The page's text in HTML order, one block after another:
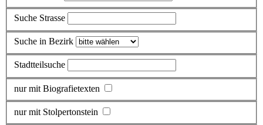
Suche Strasse
Suche in Bezirk
Stadtteilsuche
nur mit Biografietexten
nur mit Stolpertonstein